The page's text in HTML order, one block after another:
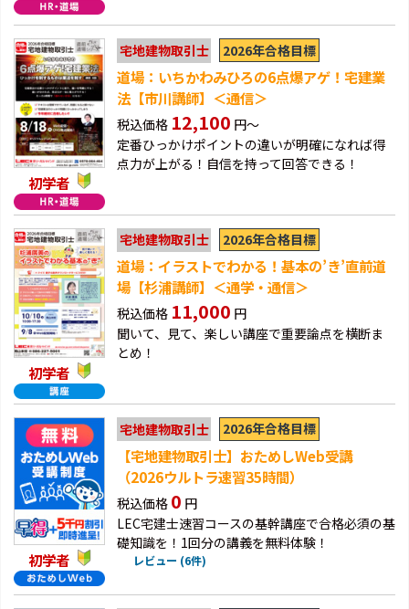
初学者
宅地建物取引士 2026年合格目標
道場：いちかわみひろの6点爆アゲ！宅建業
法【市川講師】＜通信＞
税込価格 12,100 円～
定番ひっかけポイントの違いが明確になれば得
点力が上がる！自信を持って回答できる！
初学者
宅地建物取引士 2026年合格目標
道場：イラストでわかる！基本の’き’直前道
場【杉浦講師】＜通学・通信＞
税込価格 11,000 円
聞いて、見て、楽しい講座で重要論点を横断ま
とめ！
初学者
宅地建物取引士 2026年合格目標
【宅地建物取引士】おためしWeb受講
（2026ウルトラ速習35時間）
税込価格 0 円
LEC宅建士速習コースの基幹講座で合格必須の基
礎知識を！1回分の講義を無料体験！
レビュー (6件)